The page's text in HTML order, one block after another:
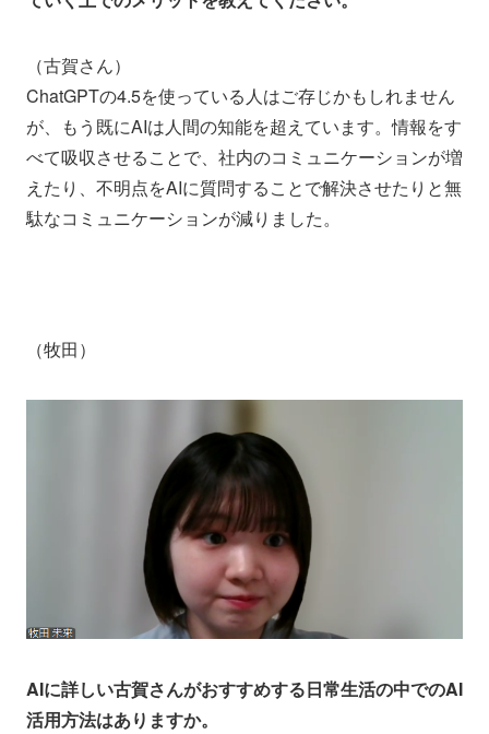
（古賀さん）
ChatGPTの4.5を使っている人はご存じかもしれません
が、もう既にAIは人間の知能を超えています。情報をす
べて吸収させることで、社内のコミュニケーションが増
えたり、不明点をAIに質問することで解決させたりと無
駄なコミュニケーションが減りました。
（牧田）
AIに詳しい古賀さんがおすすめする日常生活の中でのAI
活用方法はありますか。